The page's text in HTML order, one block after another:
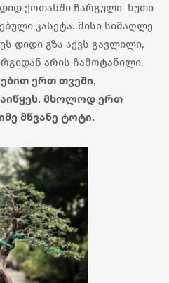
ქოთანში ჩარგული ხუთი
კასეტა. მისი სიმაღლე
დიდი გზა აქვს გავლილი,
არის ჩამოტანილი.
ერთ თვეში,
მხოლოდ ერთ
მწვანე ტოტი.